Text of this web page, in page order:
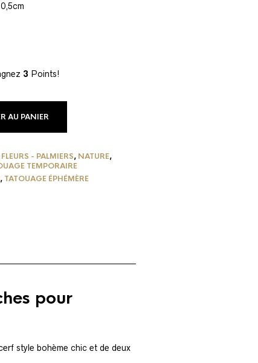
3 Points!
AU PANIER
FLEURS - PALMIERS, NATURE,
TEMPORAIRE
, TATOUAGE ÉPHÉMÈRE
pour
style bohème chic et de deux